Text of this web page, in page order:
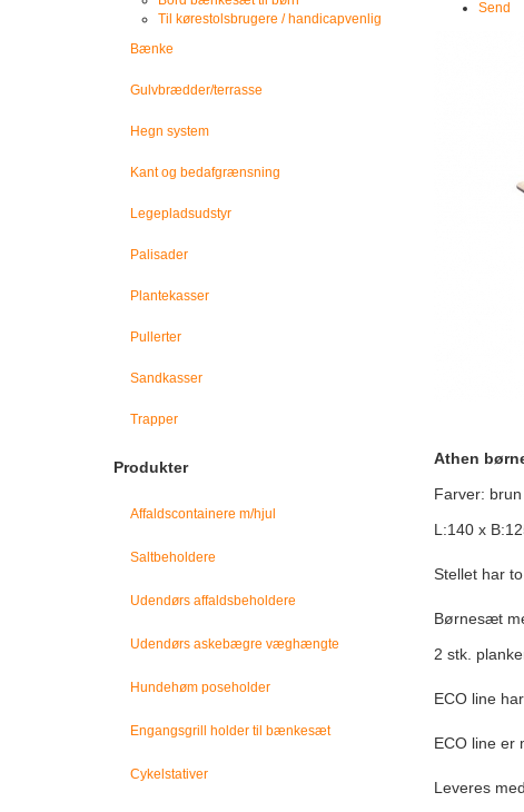
Send
Athen
Farver: brun
L:140 x
Stellet har
Børnesæt
2 stk.
ECO line
ECO line er
Leveres med
Til kørestolsbrugere / handicapvenlig
Bænke
Gulvbrædder/terrasse
Hegn system
Kant og bedafgrænsning
Legepladsudstyr
Palisader
Plantekasser
Pullerter
Sandkasser
Trapper
Produkter
Affaldscontainere m/hjul
Saltbeholdere
Udendørs affaldsbeholdere
Udendørs askebægre væghængte
Hundehøm poseholder
Engangsgrill holder til bænkesæt
Cykelstativer